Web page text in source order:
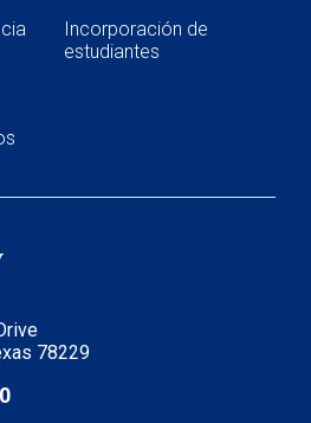
78229
Incorporación de
estudiantes